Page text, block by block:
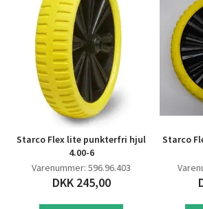
Starco Flex lite punkterfri hjul
4.00-6
Varenummer: 596.96.403
DKK 245,00
Starco